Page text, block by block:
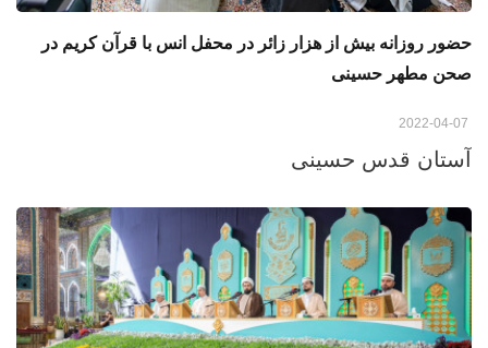
حضور روزانه بیش از هزار زائر در محفل انس با قرآن کریم در
صحن مطهر حسینی
آستان قدس حسینی